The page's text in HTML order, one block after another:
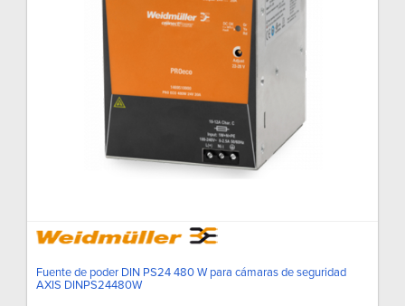
Fuente de poder DIN PS24 480 W para cámaras de seguridad
AXIS DINPS24480W